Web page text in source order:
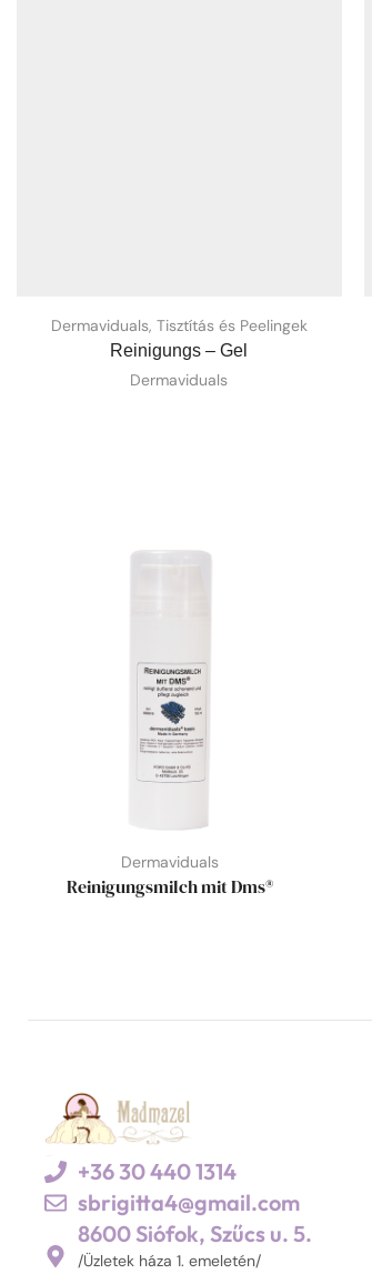
Dermaviduals, Tisztítás és Peelingek
Reinigungs – Gel
Dermaviduals
Dermaviduals
Reinigungsmilch mit Dms®
+36 30 440 1314
sbrigitta4@gmail.com
8600 Siófok, Szűcs u. 5.
/Üzletek háza 1. emeletén/